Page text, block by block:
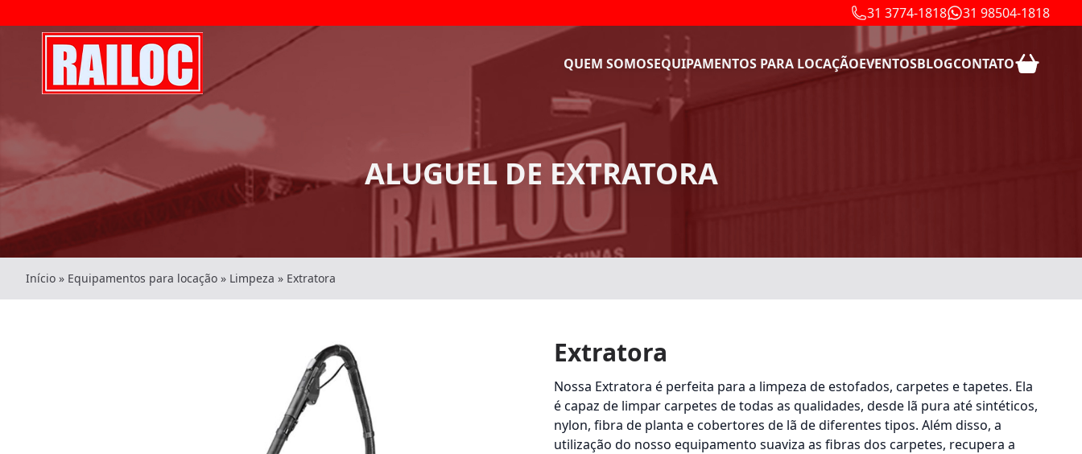
31 3774-1818 31 98504-1818
QUEM SOMOSEQUIPAMENTOS PARA LOCAÇÃOEVENTOSBLOGCONTATO
ALUGUEL DE EXTRATORA
Início » Equipamentos para locação » Limpeza » Extratora
Extratora
Nossa Extratora é perfeita para a limpeza de estofados, carpetes e tapetes. Ela
é capaz de limpar carpetes de todas as qualidades, desde lã pura até sintéticos,
nylon, fibra de planta e cobertores de lã de diferentes tipos. Além disso, a
utilização do nosso equipamento suaviza as fibras dos carpetes, recupera a